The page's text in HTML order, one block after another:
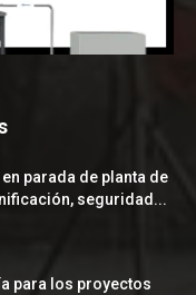
parada de planta de
seguridad...
para los proyectos